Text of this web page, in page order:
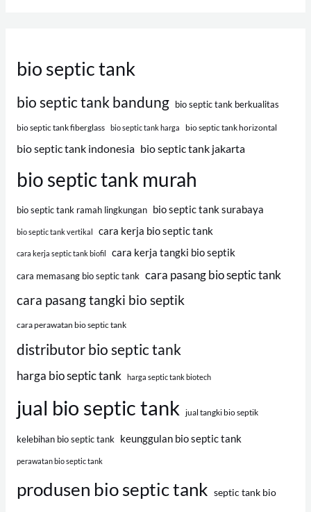
bio septic tank
bio septic tank bandung bio septic tank berkualitas
bio septic tank fiberglass bio septic tank harga bio septic tank horizontal
bio septic tank indonesia bio septic tank jakarta
bio septic tank murah
bio septic tank ramah lingkungan bio septic tank surabaya
bio septic tank vertikal cara kerja bio septic tank
cara kerja septic tank biofil cara kerja tangki bio septik
cara memasang bio septic tank cara pasang bio septic tank
cara pasang tangki bio septik
cara perawatan bio septic tank
distributor bio septic tank
harga bio septic tank harga septic tank biotech
jual bio septic tank jual tangki bio septik
kelebihan bio septic tank keunggulan bio septic tank
perawatan bio septic tank
produsen bio septic tank septic tank bio